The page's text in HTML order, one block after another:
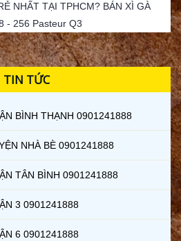
NHẤT TẠI TPHCM? BÁN XÌ GÀ
- 256 Pasteur Q3
TIN TỨC
BÌNH THẠNH 0901241888
NHÀ BÈ 0901241888
TÂN BÌNH 0901241888
3 0901241888
6 0901241888